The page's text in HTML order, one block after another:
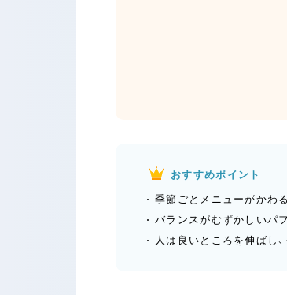
おすすめポイント
季節ごとメニューがかわ
バランスがむずかしいパ
人は良いところを伸ばし